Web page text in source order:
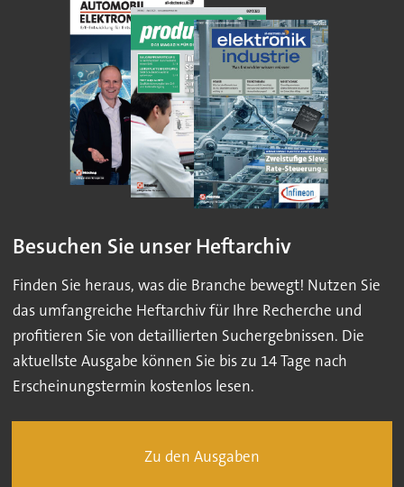
Besuchen Sie unser Heftarchiv
Finden Sie heraus, was die Branche bewegt! Nutzen Sie
das umfangreiche Heftarchiv für Ihre Recherche und
profitieren Sie von detaillierten Suchergebnissen. Die
aktuellste Ausgabe können Sie bis zu 14 Tage nach
Erscheinungstermin kostenlos lesen.
Zu den Ausgaben